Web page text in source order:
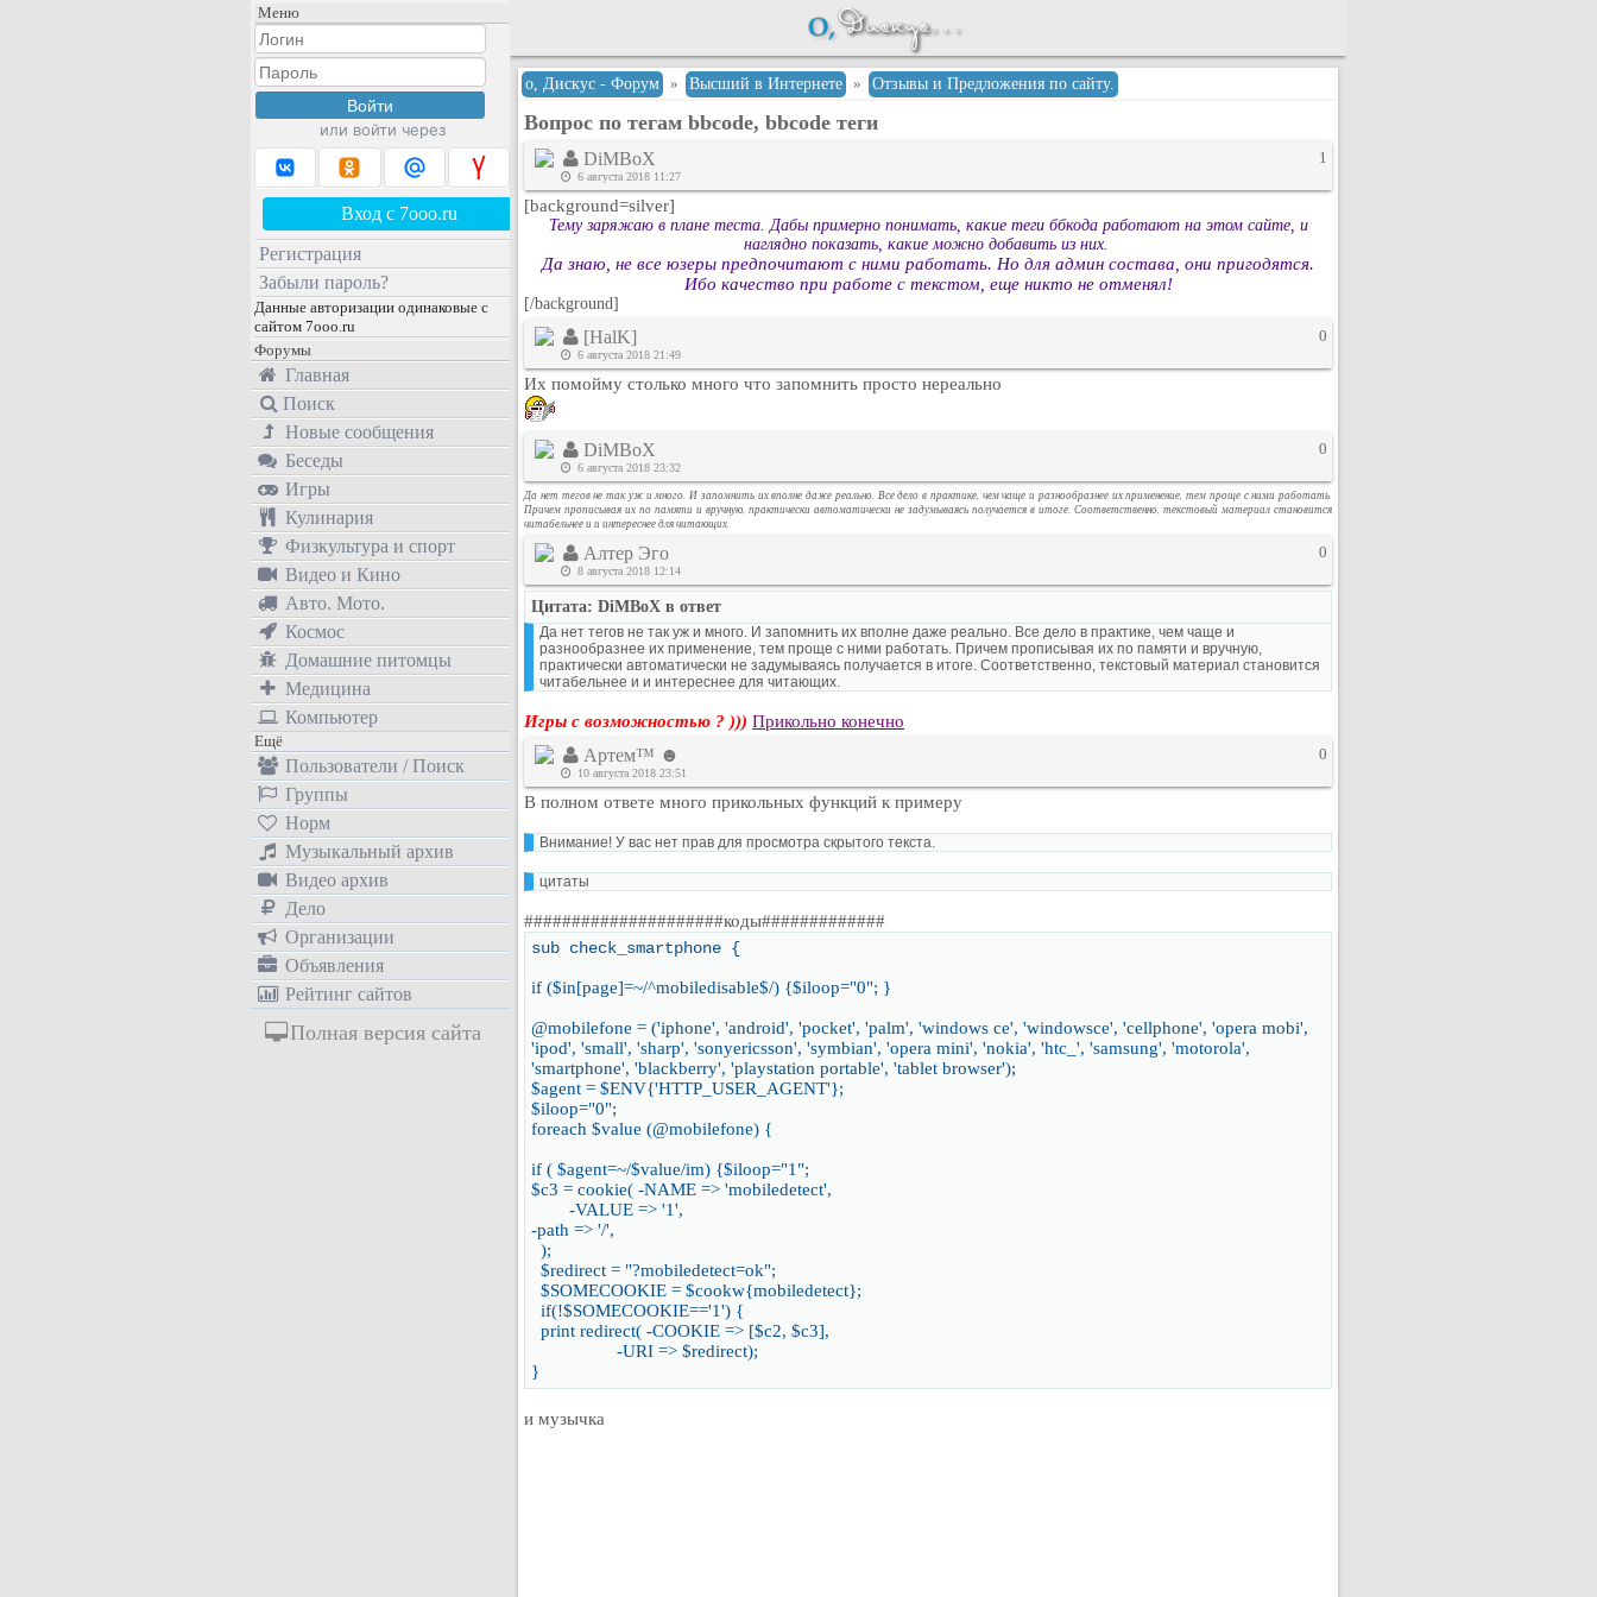
Меню
или войти через
Вход с 7ooo.ru
Регистрация
Забыли пароль?
Данные авторизации одинаковые с
сайтом 7ooo.ru
Форумы
Главная
Поиск
Новые сообщения
Беседы
Игры
Кулинария
Физкультура и спорт
Видео и Кино
Авто. Мото.
Космос
Домашние питомцы
Медицина
Компьютер
Ещё
Пользователи / Поиск
Группы
Норм
Музыкальный архив
Видео архив
Дело
Организации
Объявления
Рейтинг сайтов
Полная версия сайта
о, Дискус - Форум » Высший в Интернете » Отзывы и Предложения по сайту.
Вопрос по тегам bbcode, bbcode теги
DiMBoX
6 августа 2018 11:27
1
[background=silver]
Тему заряжаю в плане теста. Дабы примерно понимать, какие теги ббкода работают на этом сайте, и
наглядно показать, какие можно добавить из них.
Да знаю, не все юзеры предпочитают с ними работать. Но для админ состава, они пригодятся.
Ибо качество при работе с текстом, еще никто не отменял!
[/background]
[HalK]
6 августа 2018 21:49
0
Их помойму столько много что запомнить просто нереально
DiMBoX
6 августа 2018 23:32
0
Да нет тегов не так уж и много. И запомнить их вполне даже реально. Все дело в практике, чем чаще и разнообразнее их применение, тем проще с ними работать.
Причем прописывая их по памяти и вручную, практически автоматически не задумываясь получается в итоге. Соответственно, текстовый материал становится
читабельнее и и интереснее для читающих.
Алтер Эго
8 августа 2018 12:14
0
Цитата: DiMBoX в ответ
Да нет тегов не так уж и много. И запомнить их вполне даже реально. Все дело в практике, чем чаще и
разнообразнее их применение, тем проще с ними работать. Причем прописывая их по памяти и вручную,
практически автоматически не задумываясь получается в итоге. Соответственно, текстовый материал становится
читабельнее и и интереснее для читающих.
Игры с возможностью ? ))) Прикольно конечно
Артем™ ☻
10 августа 2018 23:51
0
В полном ответе много прикольных функций к примеру
Внимание! У вас нет прав для просмотра скрытого текста.
цитаты
#####################коды#############
sub check_smartphone {
if ($in[page]=~/^mobiledisable$/) {$iloop="0"; }
@mobilefone = ('iphone', 'android', 'pocket', 'palm', 'windows ce', 'windowsce', 'cellphone', 'opera mobi',
'ipod', 'small', 'sharp', 'sonyericsson', 'symbian', 'opera mini', 'nokia', 'htc_', 'samsung', 'motorola',
'smartphone', 'blackberry', 'playstation portable', 'tablet browser');
$agent = $ENV{'HTTP_USER_AGENT'};
$iloop="0";
foreach $value (@mobilefone) {
if ( $agent=~/$value/im) {$iloop="1";
$c3 = cookie( -NAME => 'mobiledetect',
-VALUE => '1',
-path => '/',
);
$redirect = "?mobiledetect=ok";
$SOMECOOKIE = $cookw{mobiledetect};
if(!$SOMECOOKIE=='1') {
print redirect( -COOKIE => [$c2, $c3],
-URI => $redirect);
}
и музычка